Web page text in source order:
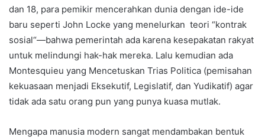
dan 18, para pemikir mencerahkan dunia dengan ide-ide
baru seperti John Locke yang menelurkan teori “kontrak
sosial“—bahwa pemerintah ada karena kesepakatan rakyat
untuk melindungi hak-hak mereka. Lalu kemudian ada
Montesquieu yang Mencetuskan Trias Politica (pemisahan
kekuasaan menjadi Eksekutif, Legislatif, dan Yudikatif) agar
tidak ada satu orang pun yang punya kuasa mutlak.
Mengapa manusia modern sangat mendambakan bentuk